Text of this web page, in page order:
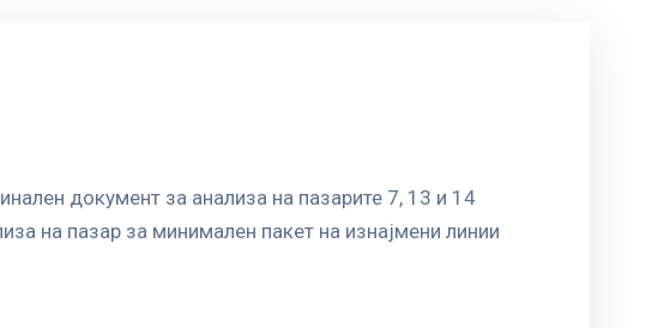
документ за анализа на пазарите 7, 13 и 14
на пазар за минимален пакет на изнајмени линии